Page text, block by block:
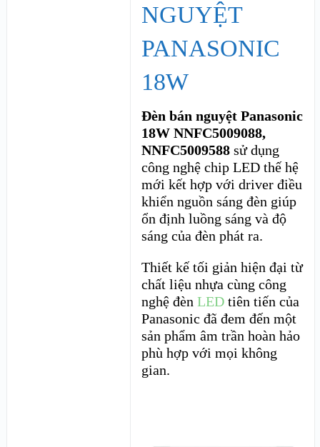
NGUYỆT
PANASONIC
18W
Đèn bán nguyệt Panasonic
18W NNFC5009088,
NNFC5009588sử dụng
công nghệ chip LED thế hệ
mới kết hợp với driver điều
khiển nguồn sáng đèn giúp
ổn định luồng sáng và độ
sáng của đèn phát ra.
Thiết kế tối giản hiện đại từ
chất liệu nhựa cùng công
nghệ đèn LED tiên tiến của
Panasonic đã đem đến một
sản phẩm âm trần hoàn hảo
phù hợp với mọi không
gian.